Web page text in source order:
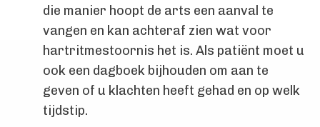
die manier hoopt de arts een aanval te
vangen en kan achteraf zien wat voor
hartritmestoornis het is. Als patiënt moet u
ook een dagboek bijhouden om aan te
geven of u klachten heeft gehad en op welk
tijdstip.